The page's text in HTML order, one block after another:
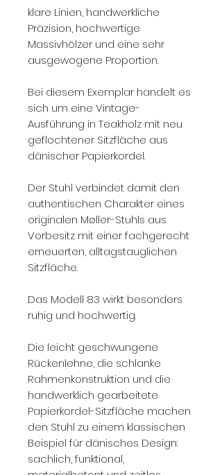
klare Linien, handwerkliche
Präzision, hochwertige
Massivhölzer und eine sehr
ausgewogene Proportion.
Bei diesem Exemplar handelt es
sich um eine Vintage-
Ausführung in Teakholz mit neu
geflochtener Sitzfläche aus
dänischer Papierkordel.
Der Stuhl verbindet damit den
authentischen Charakter eines
originalen Møller-Stuhls aus
Vorbesitz mit einer fachgerecht
erneuerten, alltagstauglichen
Sitzfläche.
Das Modell 83 wirkt besonders
ruhig und hochwertig.
Die leicht geschwungene
Rückenlehne, die schlanke
Rahmenkonstruktion und die
handwerklich gearbeitete
Papierkordel-Sitzfläche machen
den Stuhl zu einem klassischen
Beispiel für dänisches Design:
sachlich, funktional,